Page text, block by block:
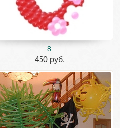
8
450 руб.